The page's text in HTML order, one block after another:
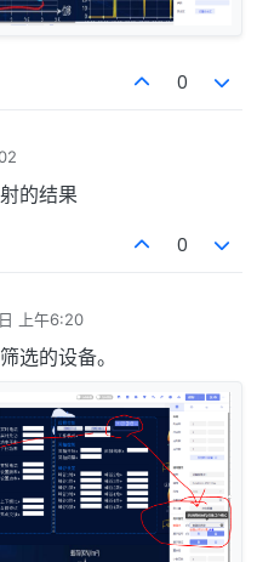
0
的结果
0
上午6:20
选的设备。